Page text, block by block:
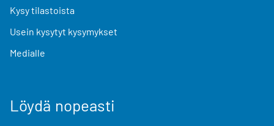
Kysy tilastoista
Usein kysytyt kysymykset
Medialle
Löydä nopeasti